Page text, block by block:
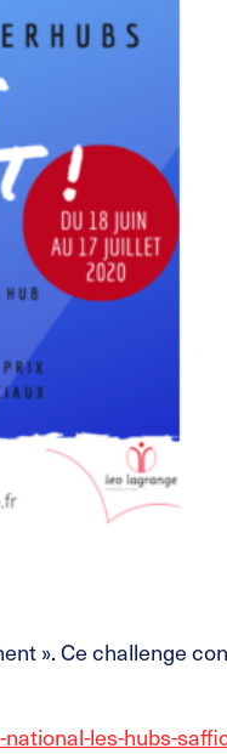
». Ce challenge
les-hubs-